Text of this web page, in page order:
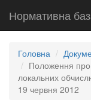
Нормативна
Головна
Положення про
локальних
19 червня 2012